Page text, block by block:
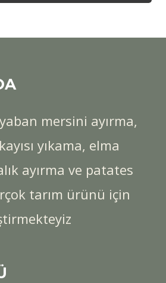
mersini ayırma,
yıkama, elma
ayırma ve patates
tarım ürünü için